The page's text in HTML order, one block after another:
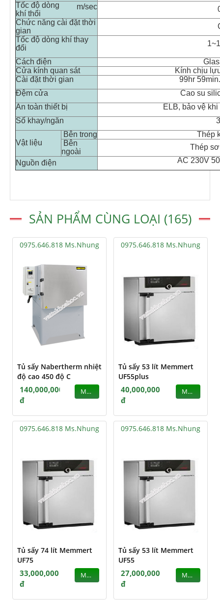
Tốc độ dòng
khí thổi
m/sec
Chức năng cài đặt thời
gian
Tốc độ dòng khí thay
đổi
Cách điện
Cửa kính quan sát
Kính chịu
Cài đặt thời gian
99hr
Đệm cửa
Cao su
An toàn thiết bị
ELB, bảo vệ
Số khay/ngăn
Vật liệu
Bên trong
Thép
Bên
ngoài
Thép
Nguồn điện
AC 230V
SẢN PHẨM CÙNG LOẠI (165)
0975.646.818 Ms.Nhung
Tủ sấy Nabertherm nhiệt
độ cao 450 độ C
140,000,000
đ
MUA
0975.646.818 Ms.Nhung
Tủ sấy 53 lít Memmert
UF55plus
40,000,000
đ
MUA
0975.646.818 Ms.Nhung
Tủ sấy 74 lít Memmert
UF75
33,000,000
đ
MUA
0975.646.818 Ms.Nhung
Tủ sấy 53 lít Memmert
UF55
27,000,000
đ
MUA